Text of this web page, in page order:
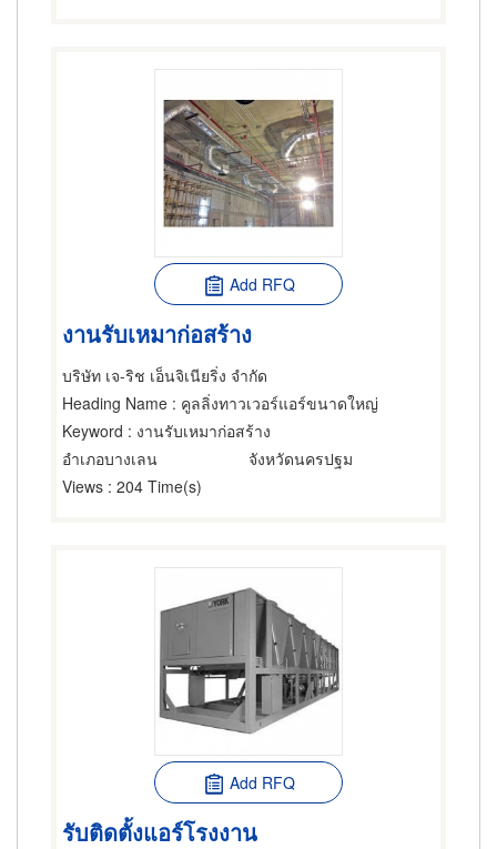
Add RFQ
งานรับเหมาก่อสร้าง
บริษัท เจ-ริช เอ็นจิเนียริ่ง จำกัด
Heading Name : คูลลิ่งทาวเวอร์แอร์ขนาดใหญ่
Keyword : งานรับเหมาก่อสร้าง
อำเภอบางเลน
จังหวัดนครปฐม
Views : 204 Time(s)
Add RFQ
รับติดตั้งแอร์โรงงาน